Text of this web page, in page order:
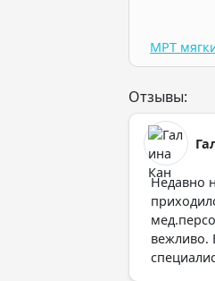
МРТ
Отзывы:
Недавно
вежливо.